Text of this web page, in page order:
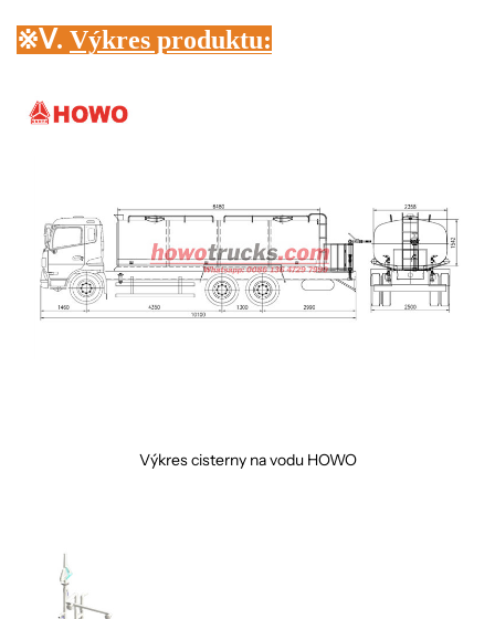
※Ⅴ. Výkres produktu:
Výkres cisterny na vodu HOWO